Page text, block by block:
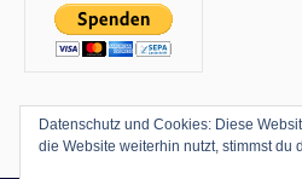
Datenschutz und Cookies: Diese
die Website weiterhin nutzt, stimmst du